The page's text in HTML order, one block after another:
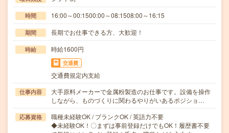
時間 16:00～00:1500:00～08:1508:00～16:15
期間 長期でお仕事できる方、大歓迎！
時給 時給1600円
交通費
交通費規定内支給
仕事内容
大手原料メーカーで金属粉製造のお仕事です。設備を操作
しながら、ものづくりに関わるやりがいあるポジショ…
応募資格
職種未経験OK / ブランクOK / 英語力不要
◆未経験OK！〇まずは事前登録だけでもOK！履歴書不要